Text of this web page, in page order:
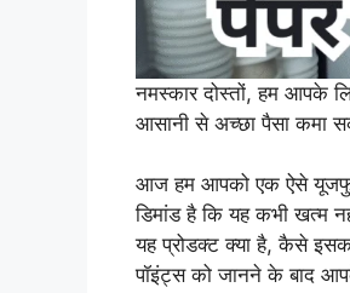
नमस्कार दोस्तों, हम आपके
आसानी से अच्छा पैसा कमा
आज हम आपको एक ऐसे यूजफुल
डिमांड है कि यह कभी खत्म
यह प्रोडक्ट क्या है, कैसे
पॉइंट्स को जानने के बाद